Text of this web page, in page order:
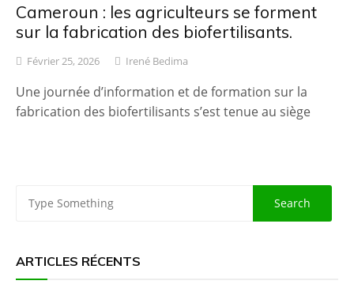
Cameroun : les agriculteurs se forment
sur la fabrication des biofertilisants.
Février 25, 2026 Irené Bedima
Une journée d’information et de formation sur la
fabrication des biofertilisants s’est tenue au siège
ARTICLES RÉCENTS